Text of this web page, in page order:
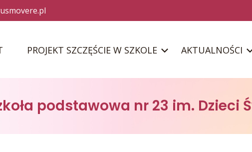
PROJEKT SZCZĘŚCIE W SZKOLE AKTUALNOŚCI
podstawowa nr 23 im. Dzieci